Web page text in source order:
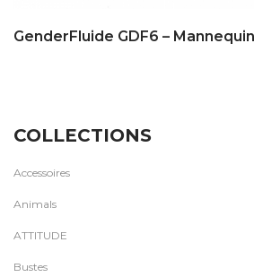
GenderFluide GDF6 –
COLLECTIONS
Accessoires
Animals
ATTITUDE
Bustes